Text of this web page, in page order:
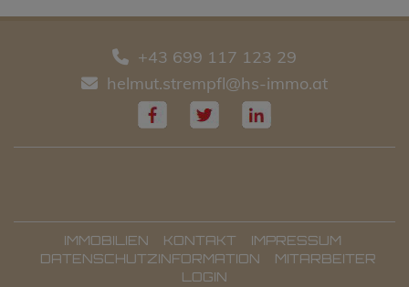
+43 699 117 123 29
helmut.strempfl@hs-immo.at
IMMOBILIEN KONTAKT
IMPRESSUM
DATENSCHUTZINFORMATION
MITARBEITER
LOGIN